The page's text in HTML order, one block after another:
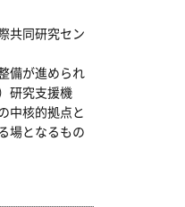
共同研究セン
備が進められ
研究支援機
中核的拠点と
場となるもの